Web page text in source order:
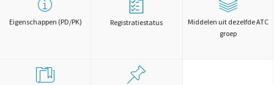
Eigenschappen (PD/PK) Registratiestatus
Middelen uit dezelfde ATC
groep